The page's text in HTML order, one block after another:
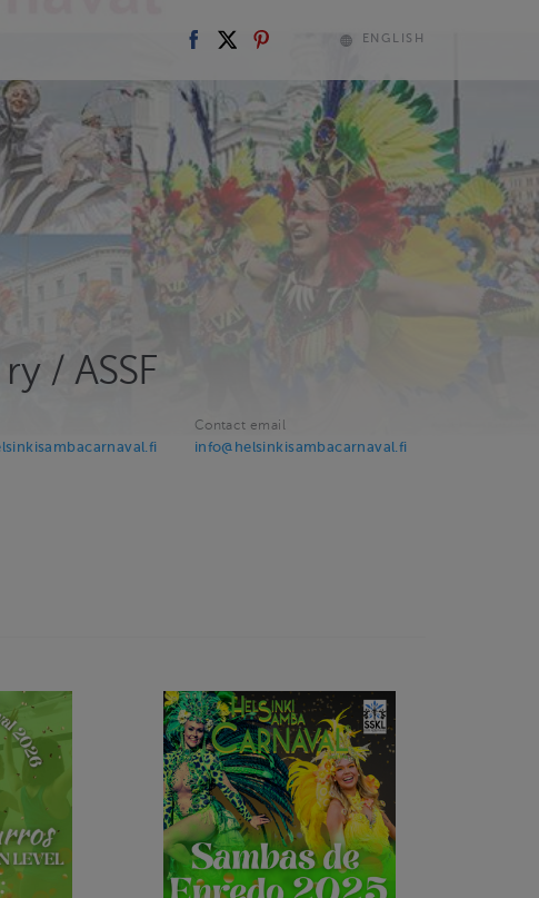
ENGLISH
/ ASSF
Contact email
info@helsinkisambacarnaval.fi